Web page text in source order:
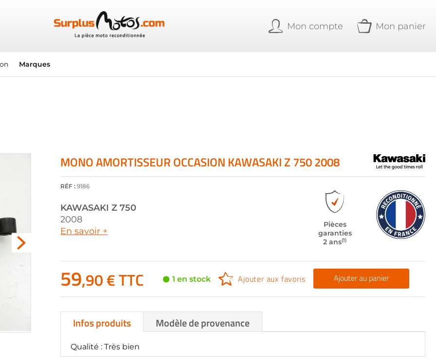
Mon compte Mon panier
Marques
MONO AMORTISSEUR OCCASION KAWASAKI Z 750 2008
RÉF : 9186
KAWASAKI Z 750
2008
En savoir +
Pièces
garanties
2 ans(1)
59,90 € TTC 1 en stock Ajouter aux favoris Ajouter au panier
Infos produits
Qualité : Très bien
Modèle de provenance